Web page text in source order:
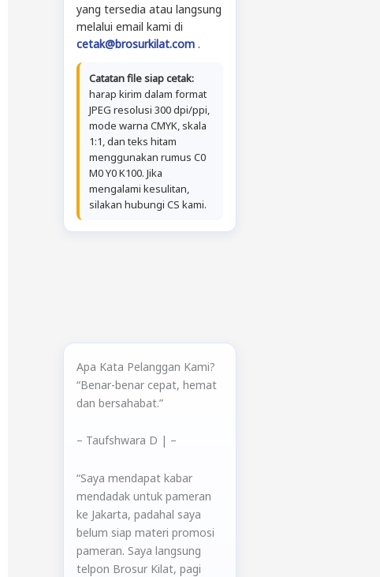
yang tersedia atau langsung
melalui email kami di
cetak@brosurkilat.com .
Catatan file siap cetak:
harap kirim dalam format
JPEG resolusi 300 dpi/ppi,
mode warna CMYK, skala
1:1, dan teks hitam
menggunakan rumus C0
M0 Y0 K100. Jika
mengalami kesulitan,
silakan hubungi CS kami.
Apa Kata Pelanggan Kami?
“Benar-benar cepat, hemat
dan bersahabat.”
– Taufshwara D | –
“Saya mendapat kabar
mendadak untuk pameran
ke Jakarta, padahal saya
belum siap materi promosi
pameran. Saya langsung
telpon Brosur Kilat, pagi